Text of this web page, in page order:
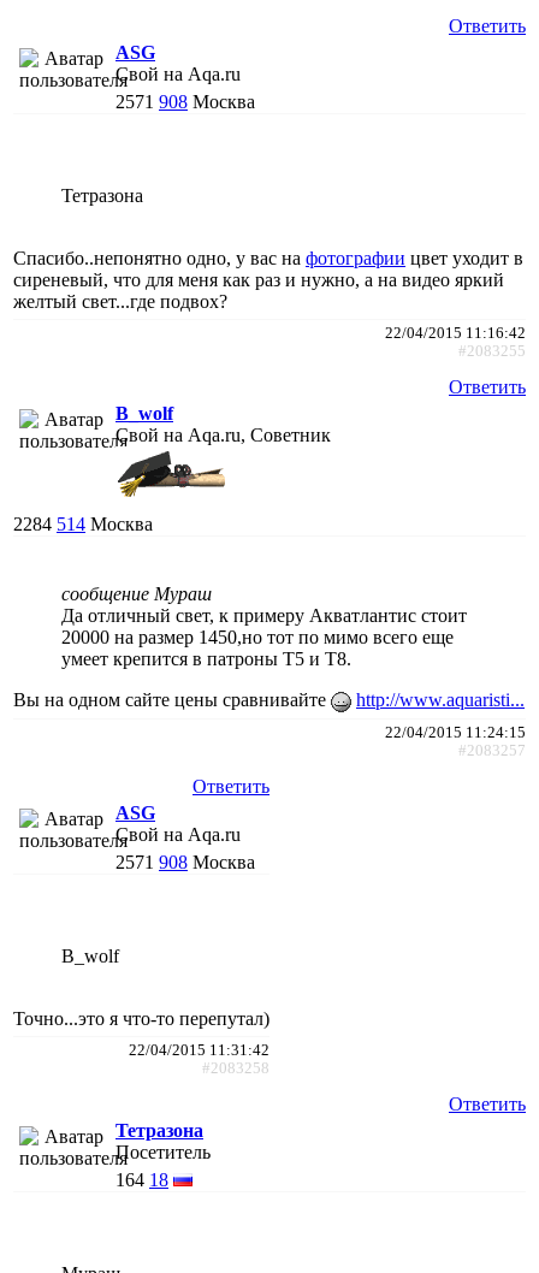
Ответить
АSG
Свой на Aqa.ru
2571 908 Москва
Тетразона
Спасибо..непонятно одно, у вас на фотографии цвет уходит в
сиреневый, что для меня как раз и нужно, а на видео яркий
желтый свет...где подвох?
22/04/2015 11:16:42
#2083255
Ответить
B_wolf
Свой на Aqa.ru, Советник
2284 514 Москва
сообщение Мураш
Да отличный свет, к примеру Акватлантис стоит
20000 на размер 1450,но тот по мимо всего еще
умеет крепится в патроны Т5 и Т8.
Вы на одном сайте цены сравнивайте
http://www.aquaristi...
22/04/2015 11:24:15
#2083257
Ответить
АSG
Свой на Aqa.ru
2571 908 Москва
B_wolf
Точно...это я что-то перепутал)
22/04/2015 11:31:42
#2083258
Ответить
Тетразона
Посетитель
164 18